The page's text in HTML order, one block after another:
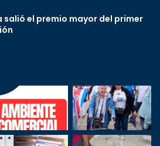
salió el premio mayor del primer